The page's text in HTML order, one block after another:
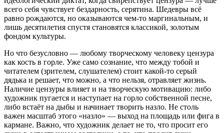
всего себя чувствует бездарность, серятина. Шедевры всё
равно рождаются, но оказываются чем-то маргинальным, и
лишь десятилетия спустя становятся классикой, золотым
фондом культуры.
Но что безусловно — любому творческому человеку цензура
как кость в горле. Уже само сознание, что между тобой и
читателем (зрителем, слушателем) стоит какой-то серый
дядька и решает, что можно, а что нельзя, отравляет жизнь.
Наличие цензуры влияет и на творческую мотивацию: либо
художник пугается и наступает на горло собственной песне,
либо встаёт на дыбы и начинает творить назло. Не столь
важен масштаб этого «назло» — выход на площадь или фига в
кармане. Важно, что художник делает не то, что просит его